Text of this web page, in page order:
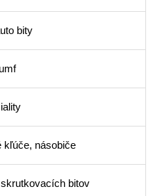
bity
kľúče, násobiče
bitov